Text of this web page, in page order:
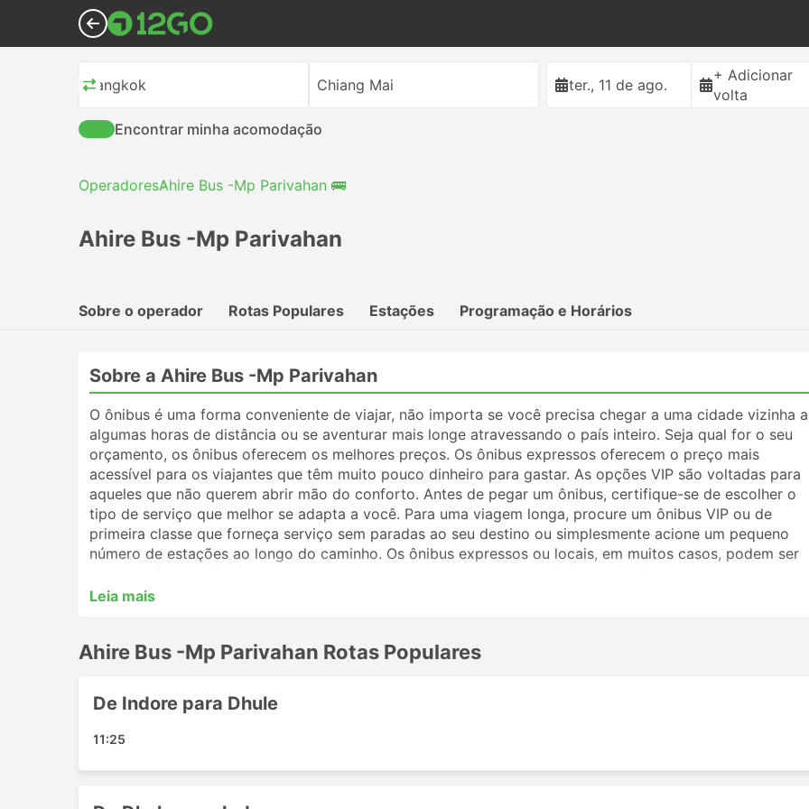
Bangkok Chiang Mai ter., 11 de ago.
+ Adicionar
volta
Encontrar minha acomodação
OperadoresAhire Bus -Mp Parivahan 🚌
Ahire Bus -Mp Parivahan
Sobre o operador
Rotas Populares Estações Programação e Horários
Sobre a Ahire Bus -Mp Parivahan
O ônibus é uma forma conveniente de viajar, não importa se você precisa chegar a uma cidade vizinha a
algumas horas de distância ou se aventurar mais longe atravessando o país inteiro. Seja qual for o seu
orçamento, os ônibus oferecem os melhores preços. Os ônibus expressos oferecem o preço mais
acessível para os viajantes que têm muito pouco dinheiro para gastar. As opções VIP são voltadas para
aqueles que não querem abrir mão do conforto. Antes de pegar um ônibus, certifique-se de escolher o
tipo de serviço que melhor se adapta a você. Para uma viagem longa, procure um ônibus VIP ou de
primeira classe que forneça serviço sem paradas ao seu destino ou simplesmente acione um pequeno
número de estações ao longo do caminho. Os ônibus expressos ou locais, em muitos casos, podem ser
melhor opção. Analise o cronograma antes de viajar, pois muitos destinos de longo curso são atendidos
viajantes irão ajudá-lo a escolher a melhor passagem e classe de ônibus.
Estações Populares da Ahire Bus -Mp Parivahan
As principais estações contempladas pelos ônibus da Ahire Bus -Mp Parivahan incluem:
Leia mais
Ahire Bus -Mp Parivahan Rotas Populares
De Indore para Dhule
11:25